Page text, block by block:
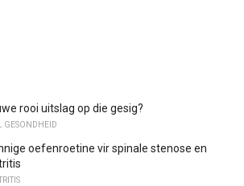
rooi uitslag op die gesig?
GESONDHEID
oefenroetine vir spinale stenose en